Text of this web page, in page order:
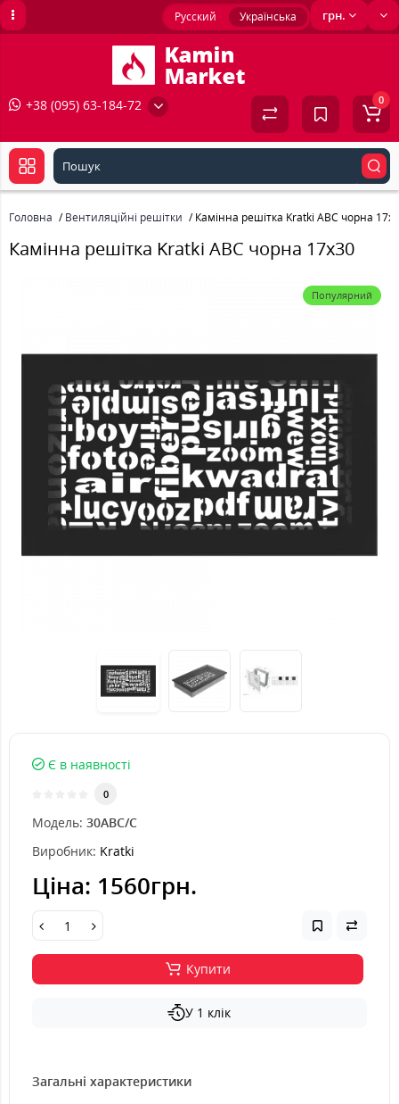
грн.
Русский Українська
+38 (095) 63-184-72 0
Головна Вентиляційні решітки Камінна решітка Kratki ABC чорна
Камінна решітка Kratki ABC чорна 17x30
Популярний
Є в наявності
0
Модель: 30ABC/C
Виробник: Kratki
Ціна: 1560грн.
Купити
У 1 клік
Загальні характеристики